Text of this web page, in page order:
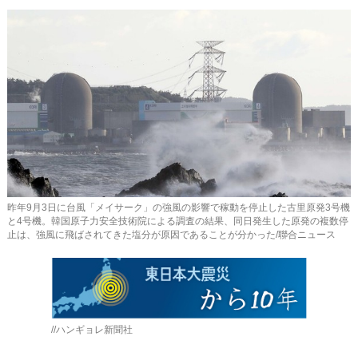
트
昨年9月3日に台風「メイサーク」の強風の影響で稼動を停止した古里原発3号機
と4号機。韓国原子力安全技術院による調査の結果、同日発生した原発の複数停
止は、強風に飛ばされてきた塩分が原因であることが分かった/聯合ニュース
//ハンギョレ新聞社